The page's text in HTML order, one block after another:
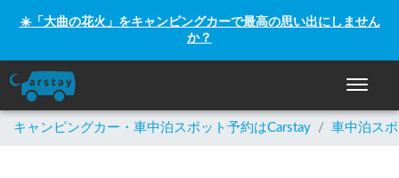
☀️「大曲の花火」をキャンピングカーで最高の思い出にしません
か？
ナビゲ
キャンピングカー・車中泊スポット予約はCarstay / 車中泊ス